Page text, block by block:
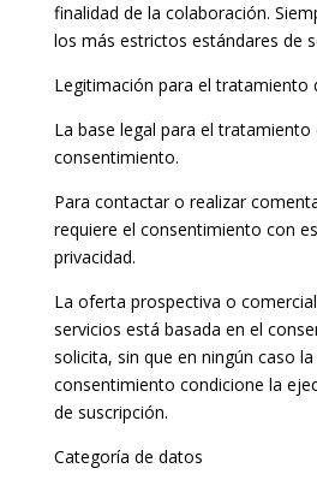
finalidad de la colaboración.
los más estrictos estándares de
Legitimación para el tratamiento
La base legal para el tratamiento
consentimiento.
Para contactar o realizar
requiere el consentimiento con
privacidad.
La oferta prospectiva o
servicios está basada en el
solicita, sin que en ningún caso
consentimiento condicione la
de suscripción.
Categoría de datos